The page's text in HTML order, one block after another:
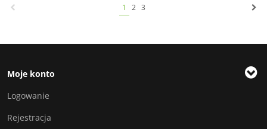
1 2 3
Moje konto
Logowanie
Rejestracja